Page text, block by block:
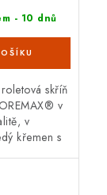
- 10 dnů
skříň
v
v
křemen s